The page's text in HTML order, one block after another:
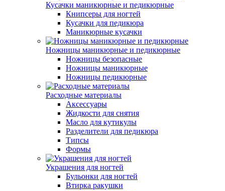
Кусачки маникюрные и педикюрные
Книпсеры для ногтей
Кусачки для педикюра
Маникюрные кусачки
Ножницы маникюрные и педикюрные
Ножницы безопасные
Ножницы маникюрные
Ножницы педикюрные
Расходные материалы
Аксессуары
Жидкости для снятия
Масло для кутикулы
Разделители для педикюра
Типсы
Формы
Украшения для ногтей
Бульонки для ногтей
Втирка ракушки